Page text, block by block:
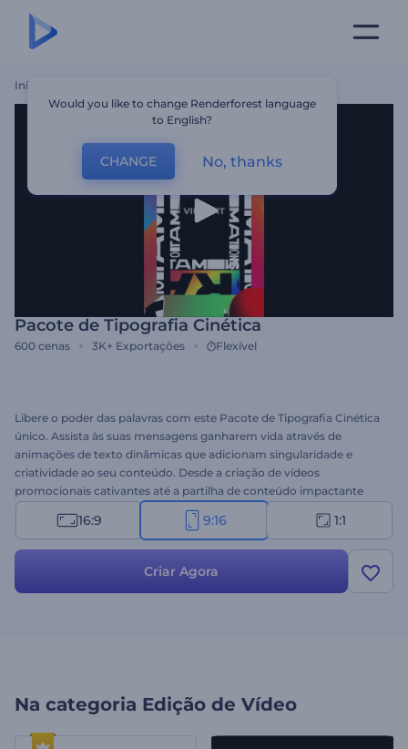
Início
Pacote de Tipografia Cinética
600 cenas 3K+ Exportações Flexível
Libere o poder das palavras com este Pacote de Tipografia Cinética
único. Assista às suas mensagens ganharem vida através de
animações de texto dinâmicas que adicionam singularidade e
criatividade ao seu conteúdo. Desde a criação de vídeos
promocionais cativantes até a partilha de conteúdo impactante
nas redes sociais, este modelo oferece diversas animações
tipográficas para transformar seus textos em histórias visuais
preferidas e comece a personalizá-las com seus textos, imagens,
vídeos, música de fundo ou narração. Crie agora mesmo e deixe
16:9 9:16 1:1
Criar Agora
Na categoria Edição de Vídeo
Would you like to change Renderforest language
to English?
CHANGE No, thanks